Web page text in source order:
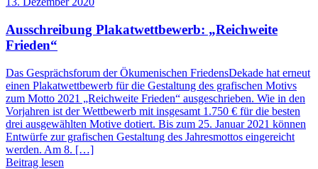
Ausschreibung Plakatwettbewerb: „Reichweite
Frieden“
Das Gesprächsforum der Ökumenischen FriedensDekade hat erneut
einen Plakatwettbewerb für die Gestaltung des grafischen Motivs
zum Motto 2021 „Reichweite Frieden“ ausgeschrieben. Wie in den
Vorjahren ist der Wettbewerb mit insgesamt 1.750 € für die besten
drei ausgewählten Motive dotiert. Bis zum 25. Januar 2021 können
Entwürfe zur grafischen Gestaltung des Jahresmottos eingereicht
werden. Am 8. […]
Beitrag lesen